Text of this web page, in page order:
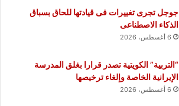
جوجل تجرى تغييرات فى قيادتها للحاق بسباق
الذكاء الاصطناعى
6 أغسطس، 2026
“التربية” الكويتية تصدر قرارا بغلق المدرسة
الإيرانية الخاصة وإلغاء ترخيصها
6 أغسطس، 2026